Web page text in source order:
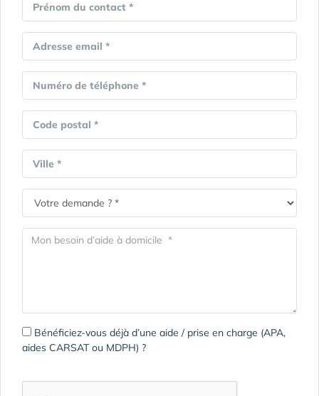
Prénom du contact *
Adresse email *
Numéro de téléphone *
Code postal *
Ville *
Bénéficiez-vous déjà d’une aide / prise en charge (APA,
aides CARSAT ou MDPH) ?